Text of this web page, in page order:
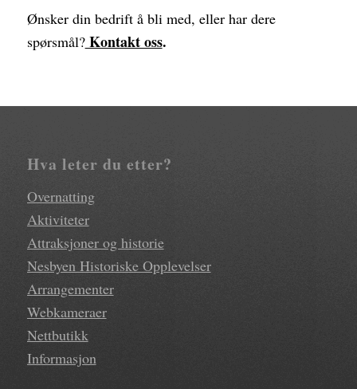
Ønsker din bedrift å bli med, eller har dere
spørsmål?Kontakt oss.
Hva leter du etter?
Overnatting
Aktiviteter
Attraksjoner og historie
Nesbyen Historiske Opplevelser
Arrangementer
Webkameraer
Nettbutikk
Informasjon